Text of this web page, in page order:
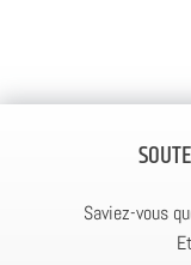
Saviez-vous